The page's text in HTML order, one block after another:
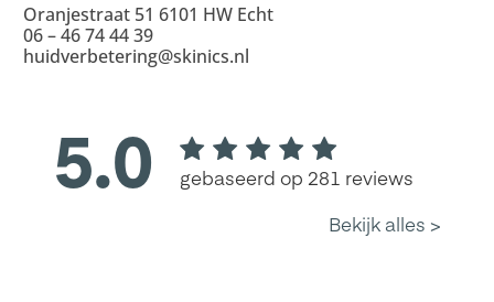
Oranjestraat 51 6101 HW Echt
06 – 46 74 44 39
huidverbetering@skinics.nl